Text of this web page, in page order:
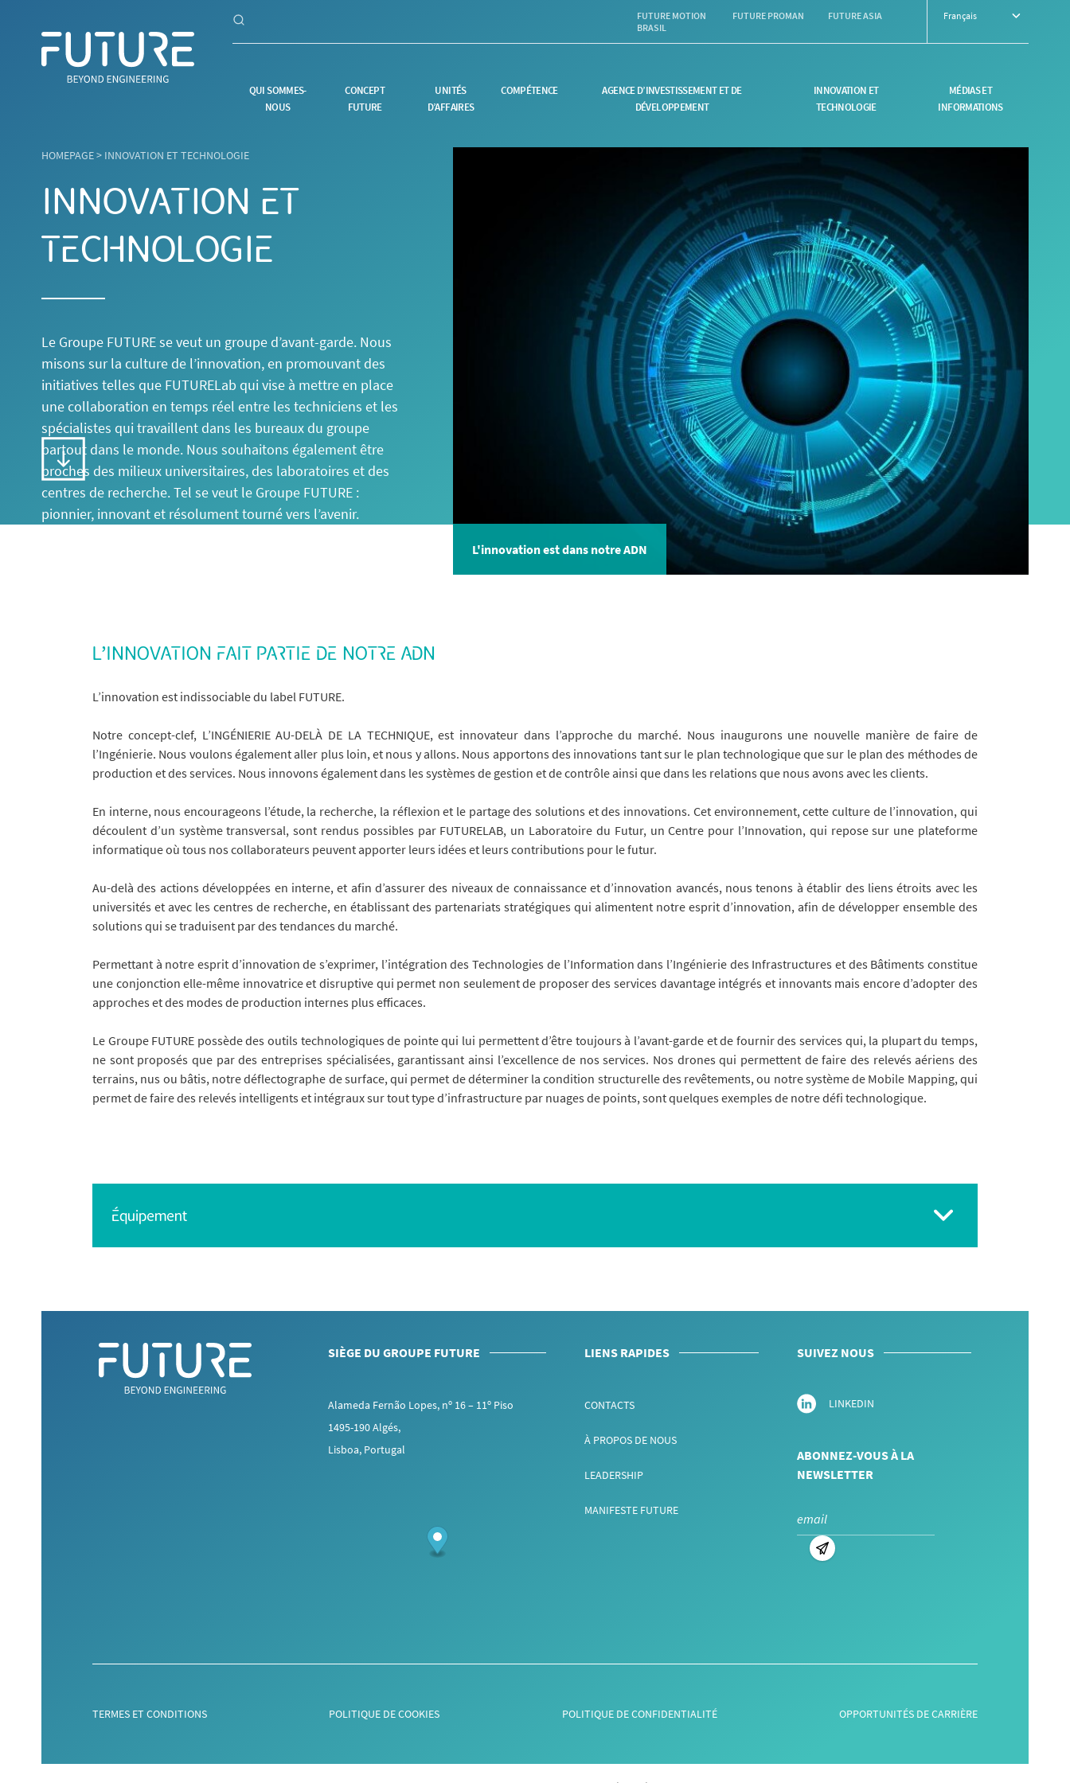
QUI SOMMES-
NOUS
CONCEPT
FUTURE
UNITÉS
D’AFFAIRES
COMPÉTENCE
AGENCE D’INVESTISSEMENT ET DE
DÉVELOPPEMENT
INNOVATION ET
TECHNOLOGIE
MÉDIAS ET
INFORMATIONS
FUTURE MOTION
BRASIL
FUTURE PROMAN FUTURE ASIA Français
HOMEPAGE> INNOVATION ET TECHNOLOGIE
INNOVATION ET
TECHNOLOGIE
Le Groupe FUTURE se veut un groupe d’avant-garde. Nous
misons sur la culture de l’innovation, en promouvant des
initiatives telles que FUTURELab qui vise à mettre en place
une collaboration en temps réel entre les techniciens et les
spécialistes qui travaillent dans les bureaux du groupe
partout dans le monde. Nous souhaitons également être
proches des milieux universitaires, des laboratoires et des
centres de recherche. Tel se veut le Groupe FUTURE :
pionnier, innovant et résolument tourné vers l’avenir.
L'innovation est dans notre ADN
L’INNOVATION FAIT PARTIE DE NOTRE ADN
L’innovation est indissociable du label FUTURE.
Notre concept-clef, L’INGÉNIERIE AU-DELÀ DE LA TECHNIQUE, est innovateur dans l’approche du marché. Nous inaugurons une nouvelle manière de faire de
l’Ingénierie. Nous voulons également aller plus loin, et nous y allons. Nous apportons des innovations tant sur le plan technologique que sur le plan des méthodes de
production et des services. Nous innovons également dans les systèmes de gestion et de contrôle ainsi que dans les relations que nous avons avec les clients.
En interne, nous encourageons l’étude, la recherche, la réflexion et le partage des solutions et des innovations. Cet environnement, cette culture de l’innovation, qui
découlent d’un système transversal, sont rendus possibles par FUTURELAB, un Laboratoire du Futur, un Centre pour l’Innovation, qui repose sur une plateforme
informatique où tous nos collaborateurs peuvent apporter leurs idées et leurs contributions pour le futur.
Au-delà des actions développées en interne, et afin d’assurer des niveaux de connaissance et d’innovation avancés, nous tenons à établir des liens étroits avec les
universités et avec les centres de recherche, en établissant des partenariats stratégiques qui alimentent notre esprit d’innovation, afin de développer ensemble des
solutions qui se traduisent par des tendances du marché.
Permettant à notre esprit d’innovation de s’exprimer, l’intégration des Technologies de l’Information dans l’Ingénierie des Infrastructures et des Bâtiments constitue
une conjonction elle-même innovatrice et disruptive qui permet non seulement de proposer des services davantage intégrés et innovants mais encore d’adopter des
approches et des modes de production internes plus efficaces.
Le Groupe FUTURE possède des outils technologiques de pointe qui lui permettent d’être toujours à l’avant-garde et de fournir des services qui, la plupart du temps,
ne sont proposés que par des entreprises spécialisées, garantissant ainsi l’excellence de nos services. Nos drones qui permettent de faire des relevés aériens des
terrains, nus ou bâtis, notre déflectographe de surface, qui permet de déterminer la condition structurelle des revêtements, ou notre système de Mobile Mapping, qui
permet de faire des relevés intelligents et intégraux sur tout type d’infrastructure par nuages de points, sont quelques exemples de notre défi technologique.
Équipement
SIÈGE DU GROUPE FUTURE
Alameda Fernão Lopes, nº 16 – 11º Piso
1495-190 Algés,
Lisboa, Portugal
LIENS RAPIDES
CONTACTS
À PROPOS DE NOUS
LEADERSHIP
MANIFESTE FUTURE
SUIVEZ NOUS
LINKEDIN
ABONNEZ-VOUS À LA
NEWSLETTER
TERMES ET CONDITIONS POLITIQUE DE COOKIES POLITIQUE DE CONFIDENTIALITÉ OPPORTUNITÉS DE CARRIÈRE